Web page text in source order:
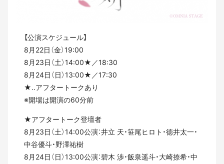
【公演スケジュール】
8月22日（金）19:00
8月23日（土）14:00★／18:30
8月24日（日）13:00★／17:30
★‥アフタートークあり
※開場は開演の60分前
★アフタートーク登壇者
8月23日（土）14:00公演：井立 天・笹尾ヒロト・徳井太一・
中谷優斗・野澤祐樹
8月24日（日）13:00公演：碧木 渉・飯泉遥斗・大崎捺希・中